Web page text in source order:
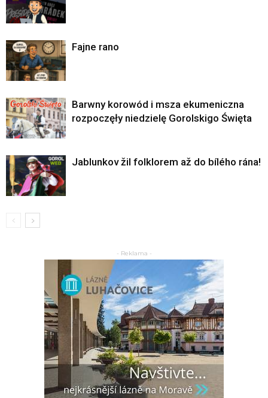
Fajne rano
Barwny korowód i msza ekumeniczna
rozpoczęły niedzielę Gorolskigo Święta
Jablunkov žil folklorem až do bílého rána!
- Reklama -